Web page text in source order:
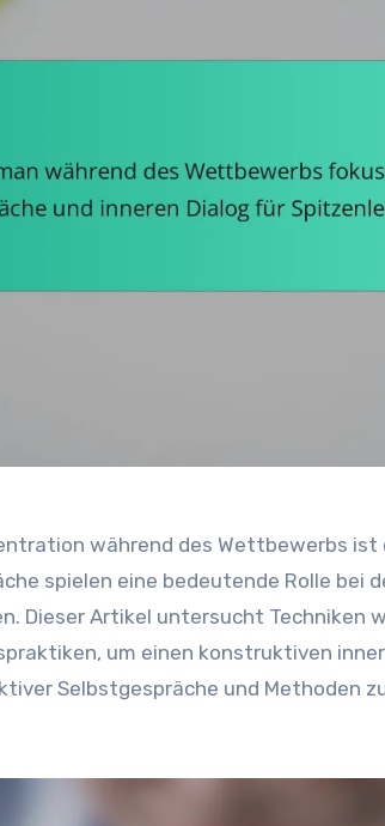
während des Wettbewerbs ist
spielen eine bedeutende Rolle bei
Dieser Artikel untersucht Techniken
um einen konstruktiven
Selbstgespräche und Methoden